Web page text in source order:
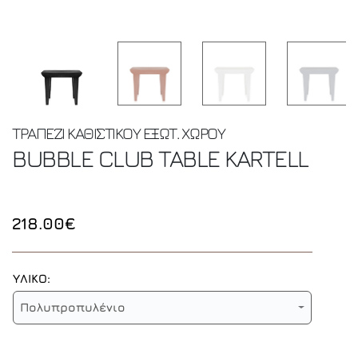
ΤΡΑΠΕΖΙ ΚΑΘΙΣΤΙΚΟΥ ΕΞΩΤ. ΧΩΡΟΥ
BUBBLE CLUB TABLE KARTELL
218.00€
ΥΛΙΚΟ:
Πολυπροπυλένιο